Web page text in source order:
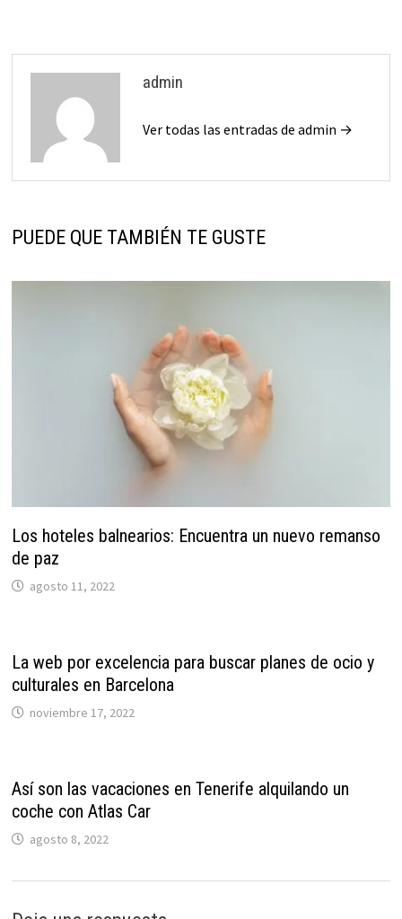
admin
Ver todas las entradas de admin →
PUEDE QUE TAMBIÉN TE GUSTE
Los hoteles balnearios: Encuentra un nuevo remanso
de paz
agosto 11, 2022
La web por excelencia para buscar planes de ocio y
culturales en Barcelona
noviembre 17, 2022
Así son las vacaciones en Tenerife alquilando un
coche con Atlas Car
agosto 8, 2022